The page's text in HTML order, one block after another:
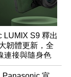
LUMIX S9 釋出
韌體更新，全
連接與隨身色